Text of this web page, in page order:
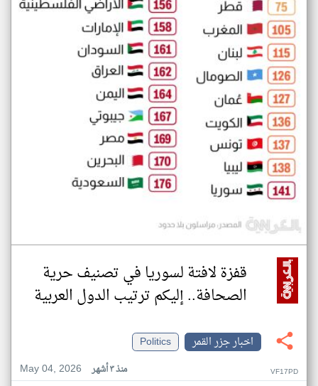
قفزة لافتة لسوريا في تصنيف حرية
الصحافة.. إليكم ترتيب الدول العربية
اخبار جزر القمر
Politics
May 04, 2026
منذ ٣ أشهر VF17PD